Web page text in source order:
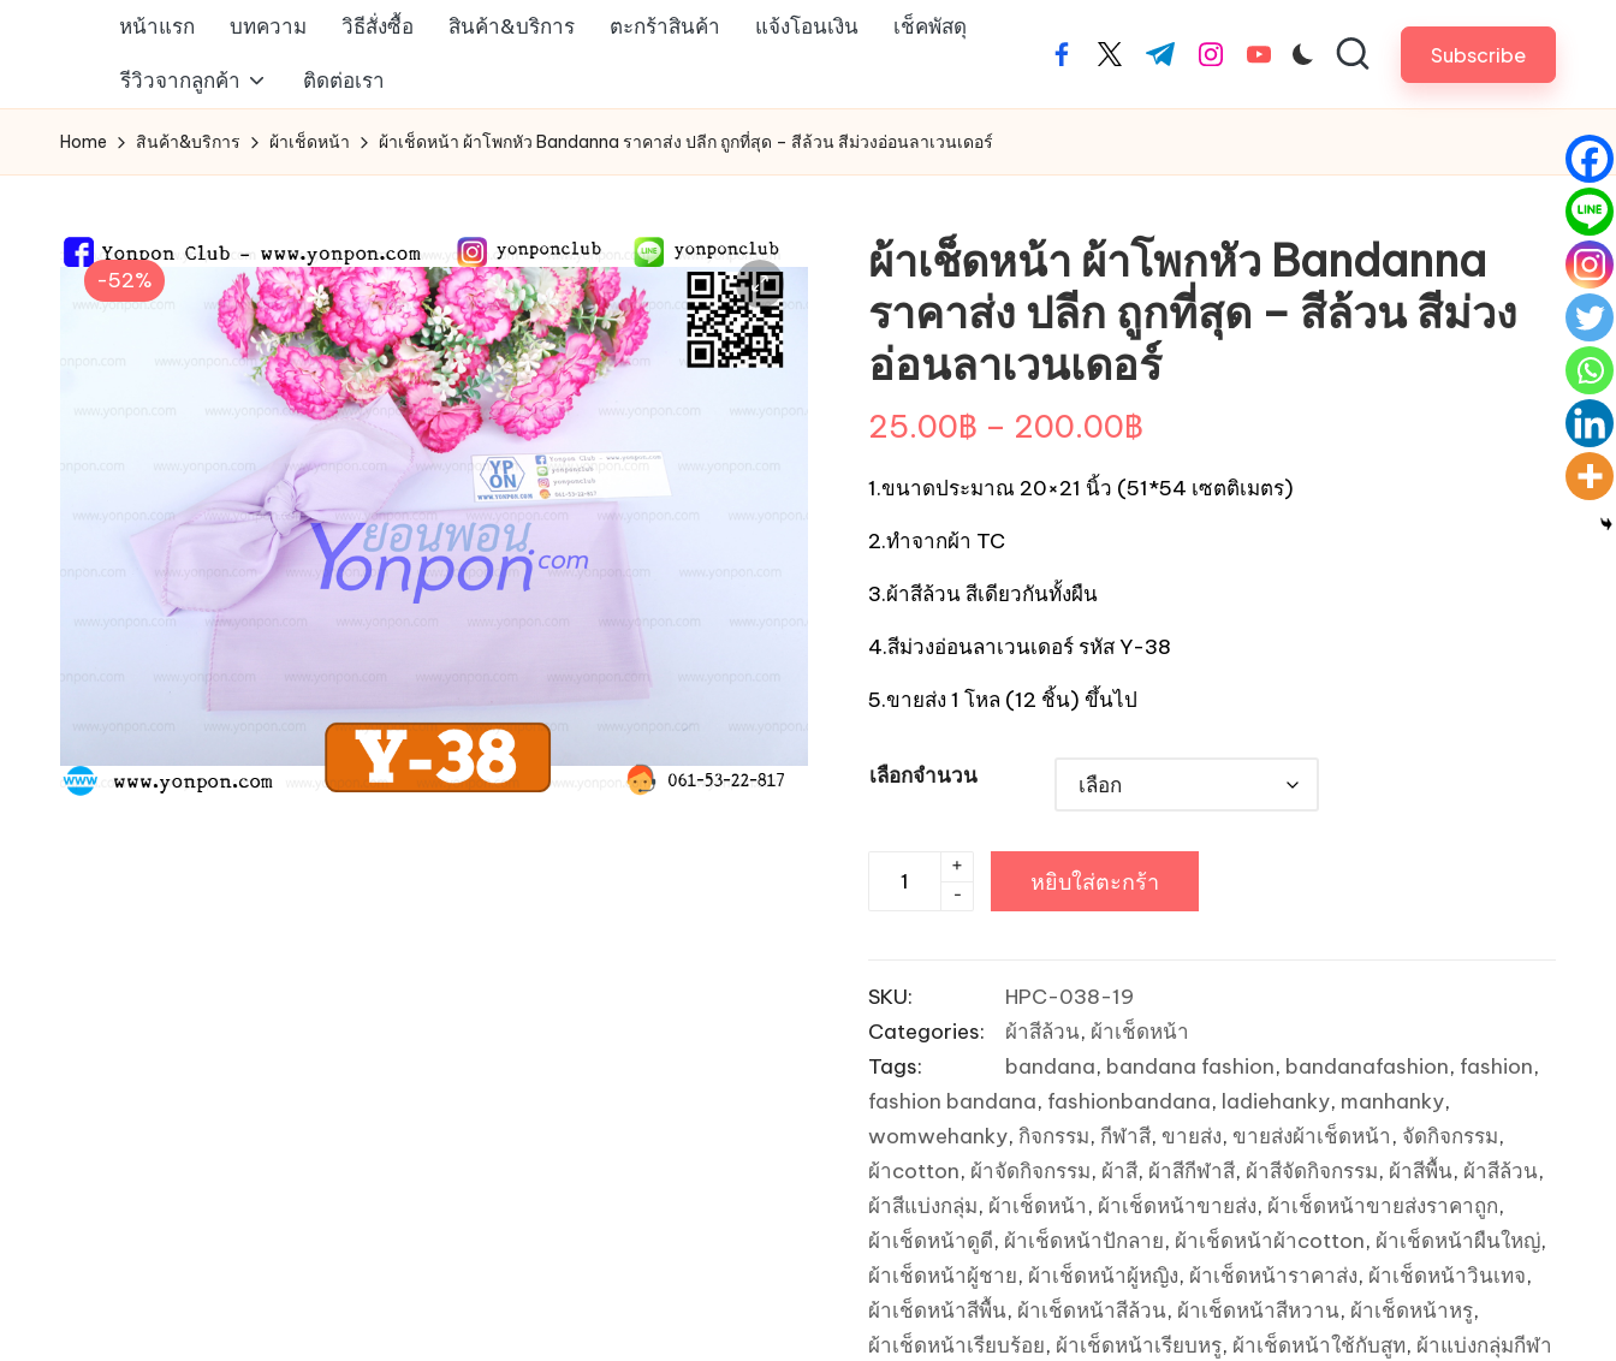
content
สรรพ
สินค้า
ออนไลน์
คน
หน้าแรก บทความ วิธีสั่งซื้อ สินค้า&บริการ ตะกร้าสินค้า แจ้งโอนเงิน เช็คพัสดุ
รีวิวจากลูกค้า ติดต่อเรา
facebook.com
twitter.com
t.me instagram.com
youtube.com Subscribe
Home สินค้า&บริการ ผ้าเช็ดหน้า ผ้าเช็ดหน้า ผ้าโพกหัว Bandanna ราคาส่ง ปลีก ถูกที่สุด – สีล้วน สีม่วงอ่อนลาเวนเดอร์
-52%
ผ้าเช็ดหน้า ผ้าโพกหัว Bandanna
ราคาส่ง ปลีก ถูกที่สุด – สีล้วน สีม่วง
อ่อนลาเวนเดอร์
25.00฿ – 200.00฿
range:
200.00฿
1.ขนาดประมาณ 20×21 นิ้ว (51*54 เซตติเมตร)
2.ทำจากผ้า TC
3.ผ้าสีล้วน สีเดียวกันทั้งผืน
4.สีม่วงอ่อนลาเวนเดอร์ รหัส Y-38
5.ขายส่ง 1 โหล (12 ชิ้น) ขึ้นไป
เลือกจำนวน
ผ้าเช็ดหน้า
หัว
Bandanna
ราคา
ส่ง
ปลีก
ถูก
ที่สุด
-
สี
ล้วน
สี
-
+
หยิบใส่ตะกร้า
SKU:
HPC-038-19
Categories:
ผ้าสีล้วน, ผ้าเช็ดหน้า
Tags:
bandana, bandana fashion, bandanafashion, fashion,
fashion bandana, fashionbandana, ladiehanky, manhanky,
womwehanky, กิจกรรม, กีฬาสี, ขายส่ง, ขายส่งผ้าเช็ดหน้า, จัดกิจกรรม,
ผ้าcotton, ผ้าจัดกิจกรรม, ผ้าสี, ผ้าสีกีฬาสี, ผ้าสีจัดกิจกรรม, ผ้าสีพื้น, ผ้าสีล้วน,
ผ้าสีแบ่งกลุ่ม, ผ้าเช็ดหน้า, ผ้าเช็ดหน้าขายส่ง, ผ้าเช็ดหน้าขายส่งราคาถูก,
ผ้าเช็ดหน้าดูดี, ผ้าเช็ดหน้าปักลาย, ผ้าเช็ดหน้าผ้าcotton, ผ้าเช็ดหน้าผืนใหญ่,
ผ้าเช็ดหน้าผู้ชาย, ผ้าเช็ดหน้าผู้หญิง, ผ้าเช็ดหน้าราคาส่ง, ผ้าเช็ดหน้าวินเทจ,
ผ้าเช็ดหน้าสีพื้น, ผ้าเช็ดหน้าสีล้วน, ผ้าเช็ดหน้าสีหวาน, ผ้าเช็ดหน้าหรู,
ผ้าเช็ดหน้าเรียบร้อย, ผ้าเช็ดหน้าเรียบหรู, ผ้าเช็ดหน้าใช้กับสูท, ผ้าแบ่งกลุ่มกีฬา